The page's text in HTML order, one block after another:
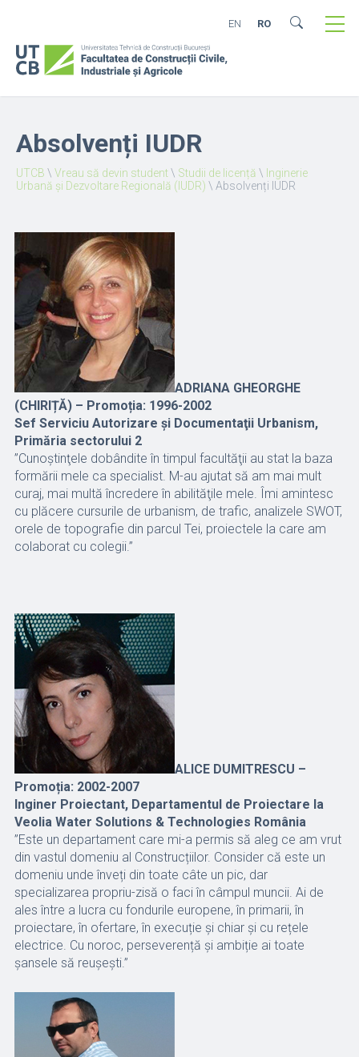
EN RO
Absolvenți IUDR
UTCB \ Vreau să devin student\ Studii de licență \ Inginerie
Urbană şi Dezvoltare Regională (IUDR) \ Absolvenți IUDR
ADRIANA GHEORGHE
(CHIRIȚĂ) – Promoția: 1996-2002
Sef Serviciu Autorizare şi Documentaţii Urbanism,
Primăria sectorului 2
”Cunoştinţele dobândite în timpul facultăţii au stat la baza
formării mele ca specialist. M-au ajutat să am mai mult
curaj, mai multă încredere în abilităţile mele. Îmi amintesc
cu plăcere cursurile de urbanism, de trafic, analizele SWOT,
orele de topografie din parcul Tei, proiectele la care am
colaborat cu colegii.”
ALICE DUMITRESCU –
Promoția: 2002-2007
Inginer Proiectant, Departamentul de Proiectare la
Veolia Water Solutions & Technologies România
”Este un departament care mi-a permis să aleg ce am vrut
din vastul domeniu al Construcțiilor. Consider că este un
domeniu unde înveți din toate câte un pic, dar
specializarea propriu-zisă o faci în câmpul muncii. Ai de
ales între a lucra cu fondurile europene, în primarii, în
proiectare, în ofertare, în execuție și chiar și cu rețele
electrice. Cu noroc, perseverență și ambiție ai toate
șansele să reușești.”